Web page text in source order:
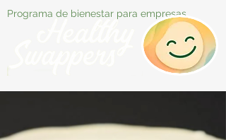
Programa de bienestar para empresas